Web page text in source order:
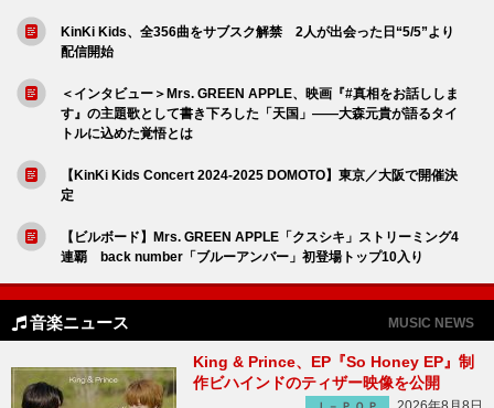
KinKi Kids、全356曲をサブスク解禁 2人が出会った日“5/5”より
配信開始
＜インタビュー＞Mrs. GREEN APPLE、映画『#真相をお話ししま
す』の主題歌として書き下ろした「天国」――大森元貴が語るタイ
トルに込めた覚悟とは
【KinKi Kids Concert 2024-2025 DOMOTO】東京／大阪で開催決
定
【ビルボード】Mrs. GREEN APPLE「クスシキ」ストリーミング4
連覇 back number「ブルーアンバー」初登場トップ10入り
音楽ニュース MUSIC NEWS
King & Prince、EP『So Honey EP』制
作ビハインドのティザー映像を公開